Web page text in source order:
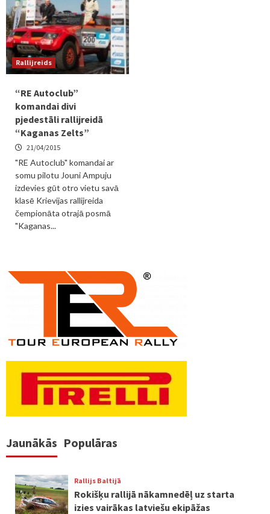
Rallijreids
“RE Autoclub”
komandai divi
pjedestāli rallijreidā
“Kaganas Zelts”
21/04/2015
"RE Autoclub" komandai ar
somu pilotu Jouni Ampuju
izdevies gūt otro vietu savā
klasē Krievijas rallijreida
čempionāta otrajā posmā
"Kaganas...
Jaunākās Populāras
Rallijs Baltijā
Rokišķu rallijā nākamnedēļ uz starta
izies vairākas latviešu ekipāžas